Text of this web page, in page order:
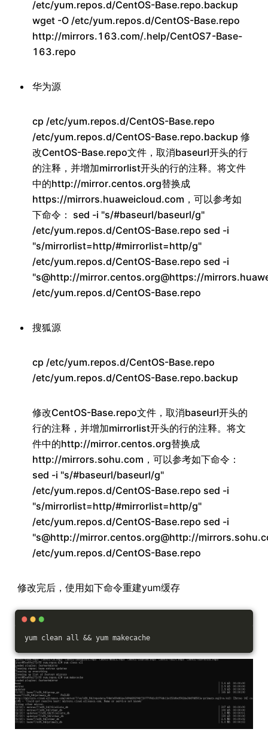
/etc/yum.repos.d/CentOS-Base.repo.backup
wget -O /etc/yum.repos.d/CentOS-Base.repo
http://mirrors.163.com/.help/CentOS7-Base-
163.repo
华为源
cp /etc/yum.repos.d/CentOS-Base.repo
/etc/yum.repos.d/CentOS-Base.repo.backup 修
改CentOS-Base.repo文件，取消baseurl开头的行
的注释，并增加mirrorlist开头的行的注释。将文件
中的http://mirror.centos.org替换成
https://mirrors.huaweicloud.com，可以参考如
下命令： sed -i "s/#baseurl/baseurl/g"
/etc/yum.repos.d/CentOS-Base.repo sed -i
"s/mirrorlist=http/#mirrorlist=http/g"
/etc/yum.repos.d/CentOS-Base.repo sed -i
"s@http://mirror.centos.org@https://
/etc/yum.repos.d/CentOS-Base.repo
搜狐源
cp /etc/yum.repos.d/CentOS-Base.repo
/etc/yum.repos.d/CentOS-Base.repo.backup
修改CentOS-Base.repo文件，取消baseurl开头的
行的注释，并增加mirrorlist开头的行的注释。将文
件中的http://mirror.centos.org替换成
http://mirrors.sohu.com，可以参考如下命令：
sed -i "s/#baseurl/baseurl/g"
/etc/yum.repos.d/CentOS-Base.repo sed -i
"s/mirrorlist=http/#mirrorlist=http/g"
/etc/yum.repos.d/CentOS-Base.repo sed -i
"s@http://mirror.centos.org@http://
/etc/yum.repos.d/CentOS-Base.repo
修改完后，使用如下命令重建yum缓存
yum clean all && yum makecache